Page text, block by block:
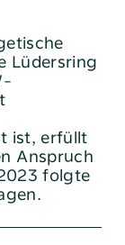
Lüdersring
ist, erfüllt
Anspruch
folgte